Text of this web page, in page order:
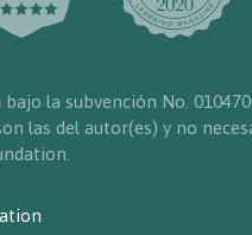
la subvención No.
las del autor(es) y no